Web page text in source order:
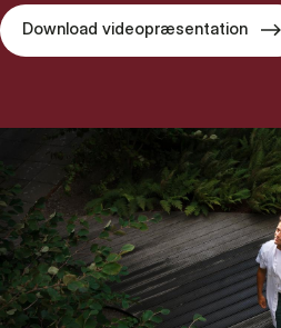
Download videopræsentation